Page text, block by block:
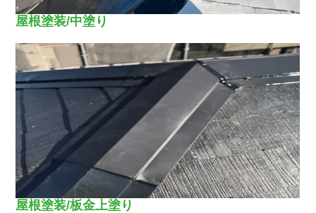
屋根塗装/中塗り
屋根塗装/板金上塗り